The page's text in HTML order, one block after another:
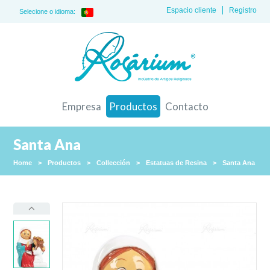
Selecione o idioma: Registro
Espacio cliente
Empresa Productos Contacto
Santa Ana
Home > Productos > Collección > Estatuas de Resina > Santa Ana